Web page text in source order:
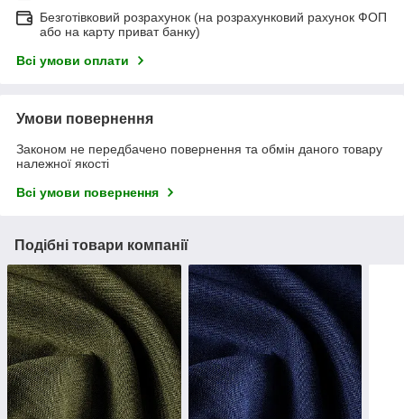
Безготівковий розрахунок (на розрахунковий рахунок ФОП
або на карту приват банку)
Всі умови оплати
Умови повернення
Законом не передбачено повернення та обмін даного товару
належної якості
Всі умови повернення
Подібні товари компанії